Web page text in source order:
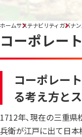
ホームサステナビリティガバナン
コーポレー
コーポレー
る考え方と
1712年、現在の三重
兵衛が江戸に出て日本